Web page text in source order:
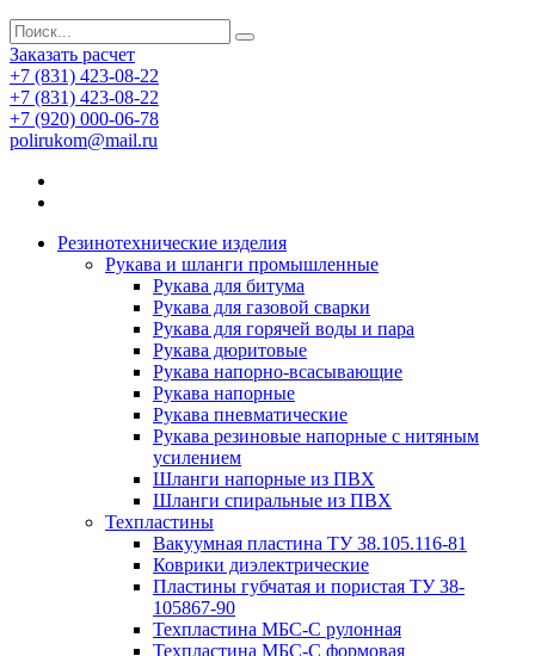
Заказать расчет
+7 (831) 423-08-22
+7 (831) 423-08-22
+7 (920) 000-06-78
polirukom@mail.ru
Резинотехнические изделия
Рукава и шланги промышленные
Рукава для битума
Рукава для газовой сварки
Рукава для горячей воды и пара
Рукава дюритовые
Рукава напорно-всасывающие
Рукава напорные
Рукава пневматические
Рукава резиновые напорные с нитяным
усилением
Шланги напорные из ПВХ
Шланги спиральные из ПВХ
Техпластины
Вакуумная пластина ТУ 38.105.116-81
Коврики диэлектрические
Пластины губчатая и пористая ТУ 38-
105867-90
Техпластина МБС-С рулонная
Техпластина МБС-С формовая